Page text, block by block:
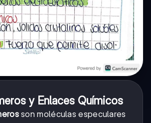
y Enlaces Químicos
son moléculas especulares